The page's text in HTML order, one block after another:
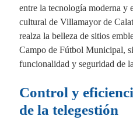
entre la tecnología moderna y
cultural de Villamayor de
realza la belleza de sitios
Campo de Fútbol Municipal,
funcionalidad y seguridad de
Control y
de la telegestión